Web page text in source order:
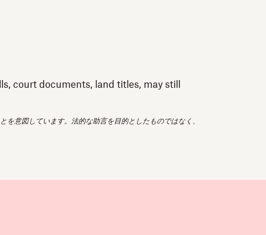
court documents, land titles, may still
意図しています。法的な助言を目的としたものではなく、